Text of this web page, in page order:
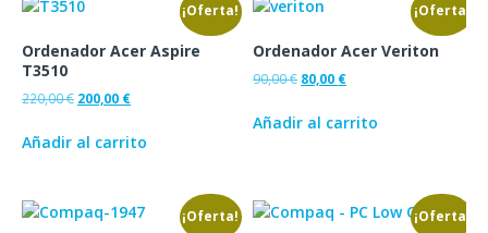
¡Oferta!
Ordenador Acer Aspire
T3510
220,00€ 200,00 €
Añadir al carrito
¡Oferta!
Ordenador Acer Veriton
90,00€ 80,00 €
Añadir al carrito
¡Oferta! ¡Oferta!